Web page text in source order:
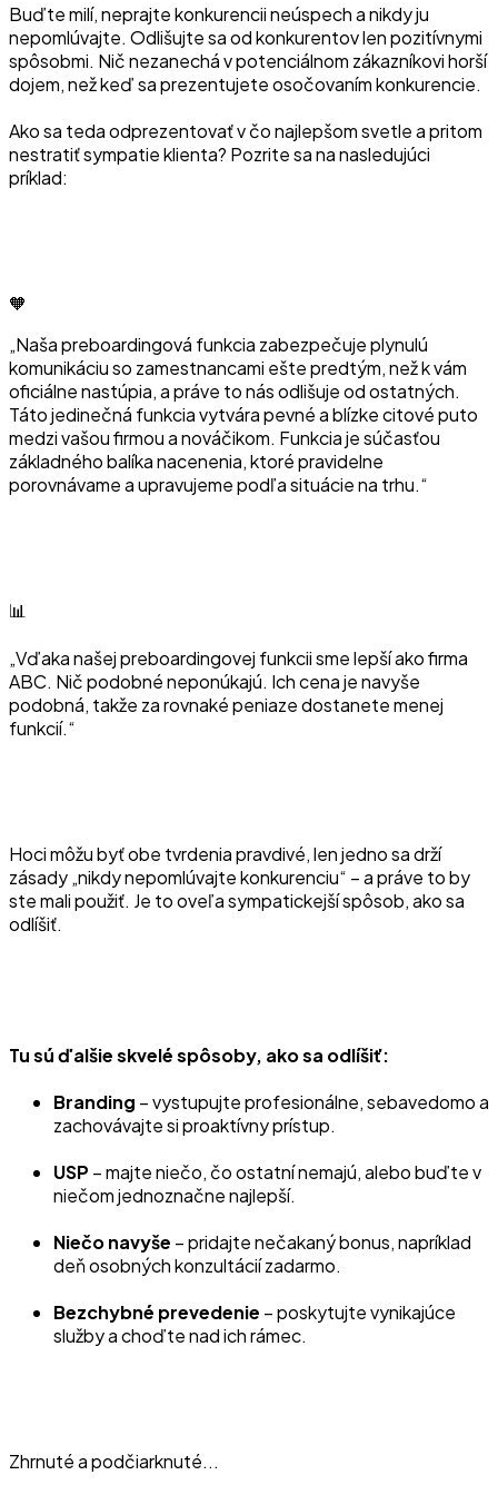
Buďte milí, neprajte konkurencii neúspech a nikdy ju
nepomlúvajte. Odlišujte sa od konkurentov len pozitívnymi
spôsobmi. Nič nezanechá v potenciálnom zákazníkovi horší
dojem, než keď sa prezentujete osočovaním konkurencie.
Ako sa teda odprezentovať v čo najlepšom svetle a pritom
nestratiť sympatie klienta? Pozrite sa na nasledujúci
príklad:
🧡
„Naša preboardingová funkcia zabezpečuje plynulú
komunikáciu so zamestnancami ešte predtým, než k vám
oficiálne nastúpia, a práve to nás odlišuje od ostatných.
Táto jedinečná funkcia vytvára pevné a blízke citové puto
medzi vašou firmou a nováčikom. Funkcia je súčasťou
základného balíka nacenenia, ktoré pravidelne
porovnávame a upravujeme podľa situácie na trhu.“
📊
„Vďaka našej preboardingovej funkcii sme lepší ako firma
ABC. Nič podobné neponúkajú. Ich cena je navyše
podobná, takže za rovnaké peniaze dostanete menej
funkcií.“
Hoci môžu byť obe tvrdenia pravdivé, len jedno sa drží
zásady „nikdy nepomlúvajte konkurenciu“ – a práve to by
ste mali použiť. Je to oveľa sympatickejší spôsob, ako sa
odlíšiť.
Tu sú ďalšie skvelé spôsoby, ako sa odlíšiť:
Branding – vystupujte profesionálne, sebavedomo a
zachovávajte si proaktívny prístup.
USP – majte niečo, čo ostatní nemajú, alebo buďte v
niečom jednoznačne najlepší.
Niečo navyše – pridajte nečakaný bonus, napríklad
deň osobných konzultácií zadarmo.
Bezchybné prevedenie – poskytujte vynikajúce
služby a choďte nad ich rámec.
Zhrnuté a podčiarknuté...